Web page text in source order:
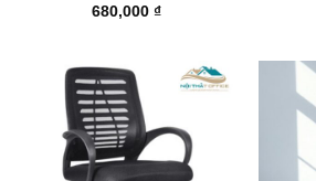
680,000 ₫